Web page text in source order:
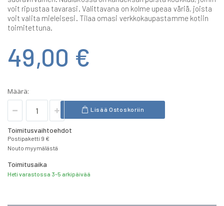
voit ripustaa tavarasi. Valittavana on kolme upeaa väriä, joista
voit valita mieleisesi. Tilaa omasi verkkokaupastamme kotiin
toimitettuna.
49,00 €
Määrä:
Lisää Ostoskoriin
Toimitusvaihtoehdot
Postipaketti 9 €
Nouto myymälästä
Toimitusaika
Heti varastossa 3-5 arkipäivää